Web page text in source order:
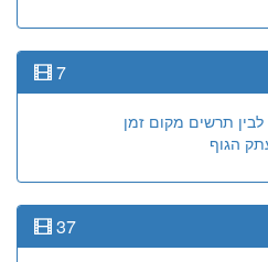
7
תרשים מקום זמן
הגוף
37